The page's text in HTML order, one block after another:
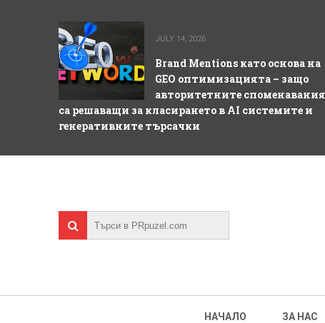
JULY 14, 2026
Brand Mentions като основа на
GEO оптимизацията – защо
авторитетните споменавания
са решаващи за класирането в AI системите и
генеративните търсачки
НАЧАЛО ЗА НАС